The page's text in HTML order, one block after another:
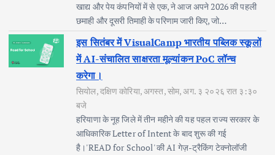
खाद्य और पेय कंपनियों में से एक, ने आज अपने 2026 की पहली
छमाही और दूसरी तिमाही के परिणाम जारी किए, जो…
इस सितंबर में VisualCamp भारतीय पब्लिक स्कूलों
में AI-संचालित साक्षरता मूल्यांकन PoC लॉन्च
करेगा।
सियोल, दक्षिण कोरिया, अगस्त, सोम, अग. ३ २०२६ रात ३:३०
बजे
हरियाणा के नूह जिले में तीन महीने की यह पहल राज्य सरकार के
आधिकारिक Letter of Intent के बाद शुरू की गई
है।'READ for School' की AI गेज़-ट्रैकिंग टेक्नोलॉजी